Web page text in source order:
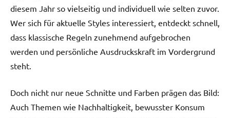
diesem Jahr so vielseitig und individuell wie selten zuvor.
Wer sich für aktuelle Styles interessiert, entdeckt schnell,
dass klassische Regeln zunehmend aufgebrochen
werden und persönliche Ausdruckskraft im Vordergrund
steht.
Doch nicht nur neue Schnitte und Farben prägen das Bild:
Auch Themen wie Nachhaltigkeit, bewusster Konsum